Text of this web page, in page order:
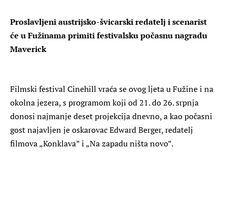
Proslavljeni austrijsko-švicarski redatelj i scenarist
će u Fužinama primiti festivalsku počasnu nagradu
Maverick
Filmski festival Cinehill vraća se ovog ljeta u Fužine i na
okolna jezera, s programom koji od 21. do 26. srpnja
donosi najmanje deset projekcija dnevno, a kao počasni
gost najavljen je oskarovac Edward Berger, redatelj
filmova „Konklava” i „Na zapadu ništa novo”.